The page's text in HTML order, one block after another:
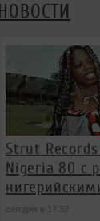
НОВОСТИ
Strut Records
Nigeria 80 с
сегодня в 17:32